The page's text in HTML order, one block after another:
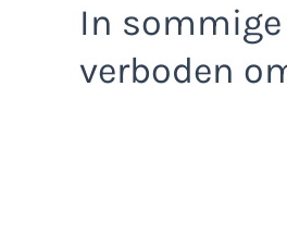
In
verboden